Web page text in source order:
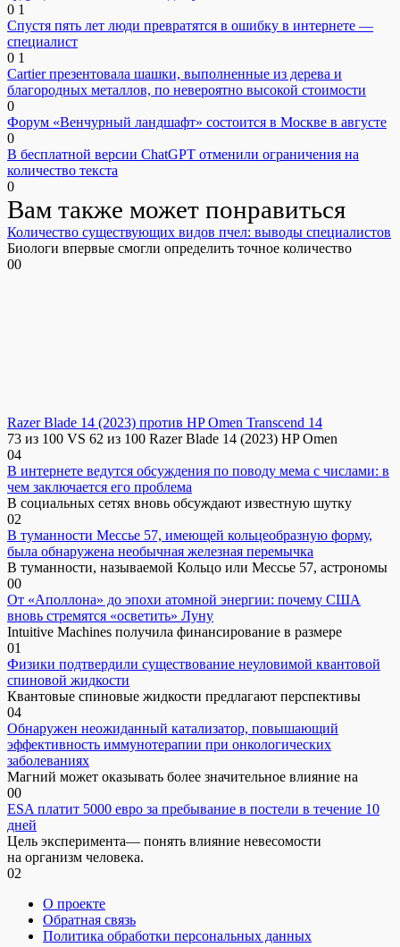
0 1
Спустя пять лет люди превратятся в ошибку в интернете —
специалист
0 1
Cartier презентовала шашки, выполненные из дерева и
благородных металлов, по невероятно высокой стоимости
0
Форум «Венчурный ландшафт» состоится в Москве в августе
0
В бесплатной версии ChatGPT отменили ограничения на
количество текста
0
Вам также может понравиться
Количество существующих видов пчел: выводы специалистов
Биологи впервые смогли определить точное количество
00
Razer Blade 14 (2023) против HP Omen Transcend 14
73 из 100 VS 62 из 100 Razer Blade 14 (2023) HP Omen
04
В интернете ведутся обсуждения по поводу мема с числами: в
чем заключается его проблема
В социальных сетях вновь обсуждают известную шутку
02
В туманности Мессье 57, имеющей кольцеобразную форму,
была обнаружена необычная железная перемычка
В туманности, называемой Кольцо или Мессье 57, астрономы
00
От «Аполлона» до эпохи атомной энергии: почему США
вновь стремятся «осветить» Луну
Intuitive Machines получила финансирование в размере
01
Физики подтвердили существование неуловимой квантовой
спиновой жидкости
Квантовые спиновые жидкости предлагают перспективы
04
Обнаружен неожиданный катализатор, повышающий
эффективность иммунотерапии при онкологических
заболеваниях
Магний может оказывать более значительное влияние на
00
ESA платит 5000 евро за пребывание в постели в течение 10
дней
Цель эксперимента— понять влияние невесомости
на организм человека.
02
О проекте
Обратная связь
Политика обработки персональных данных